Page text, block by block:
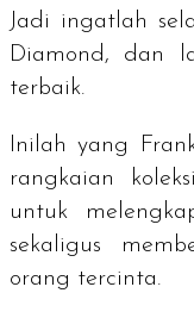
Jadi ingatlah
Diamond , dan
terbaik.
Inilah yang
rangkaian
untuk
sekaligus
orang tercinta.